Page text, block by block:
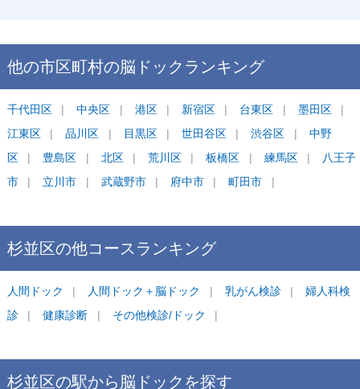
他の市区町村の脳ドック ランキング
千代田区 中央区 港区 新宿区 台東区
墨田区
江東区
品川区 目黒区 世田谷区 渋谷区
中野
区
豊島区 北区 荒川区 板橋区 練馬区
八王子
市
立川市 武蔵野市 府中市 町田市
杉並区の他コースランキング
人間ドック 人間ドック＋脳ドック 乳がん検診
婦人科検
診
健康診断 その他検診/ドック
杉並区の駅から 脳ドックを探す